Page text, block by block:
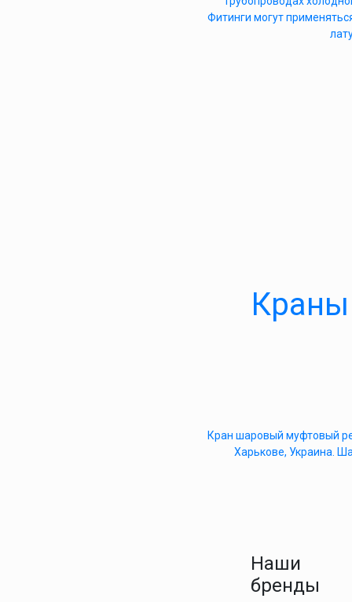
Фитинги могут
Кран шаровый муфтовый
Харькове, Украина.
Наши
бренды